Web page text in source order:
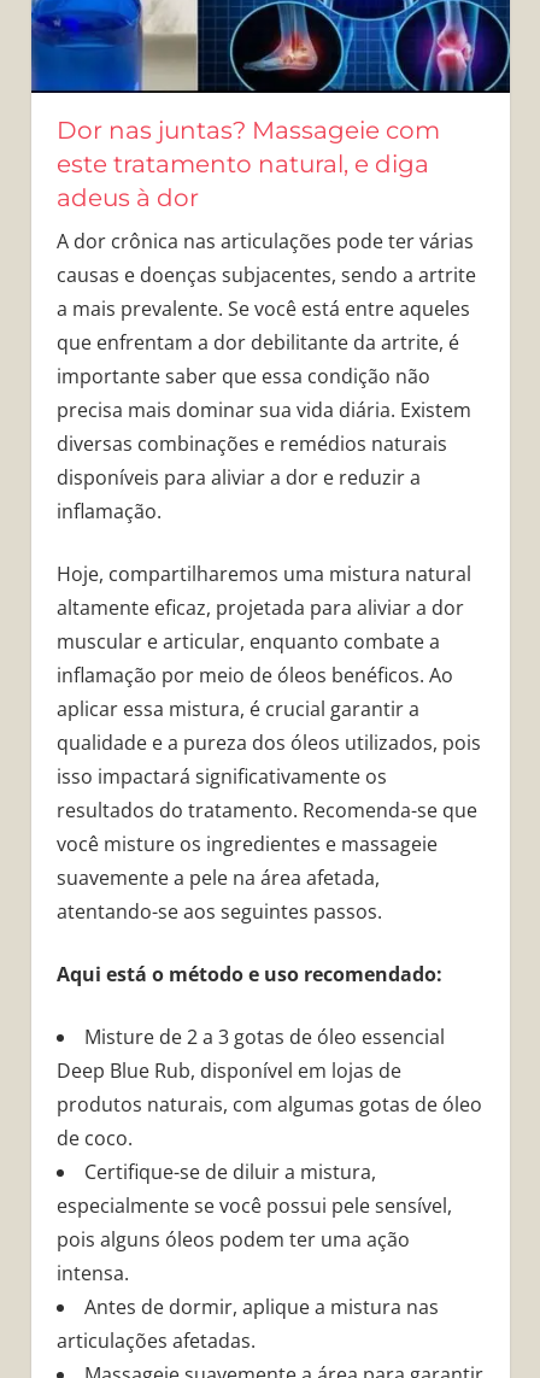
Dor nas juntas? Massageie com
este tratamento natural, e diga
adeus à dor
A dor crônica nas articulações pode ter várias
causas e doenças subjacentes, sendo a artrite
a mais prevalente. Se você está entre aqueles
que enfrentam a dor debilitante da artrite, é
importante saber que essa condição não
precisa mais dominar sua vida diária. Existem
diversas combinações e remédios naturais
disponíveis para aliviar a dor e reduzir a
inflamação.
Hoje, compartilharemos uma mistura natural
altamente eficaz, projetada para aliviar a dor
muscular e articular, enquanto combate a
inflamação por meio de óleos benéficos. Ao
aplicar essa mistura, é crucial garantir a
qualidade e a pureza dos óleos utilizados, pois
isso impactará significativamente os
resultados do tratamento. Recomenda-se que
você misture os ingredientes e massageie
suavemente a pele na área afetada,
atentando-se aos seguintes passos.
Aqui está o método e uso recomendado:
Misture de 2 a 3 gotas de óleo essencial
Deep Blue Rub, disponível em lojas de
produtos naturais, com algumas gotas de óleo
de coco.
Certifique-se de diluir a mistura,
especialmente se você possui pele sensível,
pois alguns óleos podem ter uma ação
intensa.
Antes de dormir, aplique a mistura nas
articulações afetadas.